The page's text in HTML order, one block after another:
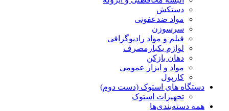
دستکش
مواد ضدعفونی
سرسوزن
فیلم و مواد رادیوگرافی
لوازم یکبارمصرف
دهان بازکن
مواد و ابزار عمومی
کارپول
دستگاه های استوک (دست دوم)
تجهیزات استوک
همه دسته‌بندی‌ها